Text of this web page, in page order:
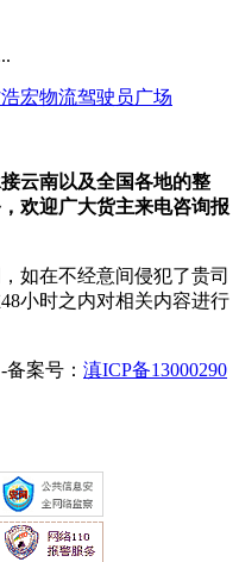
宏物流驾驶员广场
云南以及全国各地的整
欢迎广大货主来电咨询报
如在不经意间侵犯了贵司
小时之内对相关内容进行
案号： 滇ICP备13000290